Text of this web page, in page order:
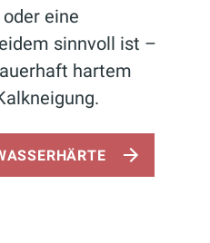
eine
sinnvoll ist –
hartem